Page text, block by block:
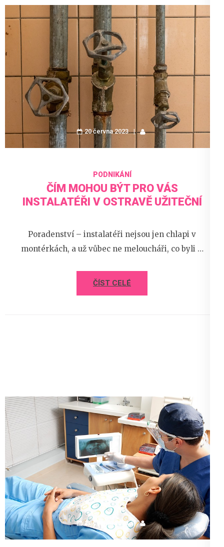
20 června 2023
PODNIKÁNÍ
ČÍM MOHOU BÝT PRO VÁS
INSTALATÉŘI V OSTRAVĚ UŽITEČNÍ
Poradenství – instalatéři nejsou jen chlapi v
montérkách, a už vůbec ne meloucháři, co byli …
ČÍST CELÉ
20 června 2023